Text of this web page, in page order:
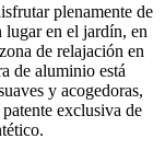
plenamente de
lugar en el jardín, en
de relajación en
de aluminio está
y acogedoras,
exclusiva de